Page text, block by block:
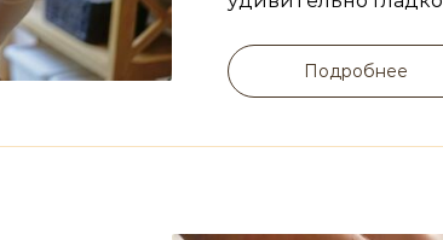
Подробнее